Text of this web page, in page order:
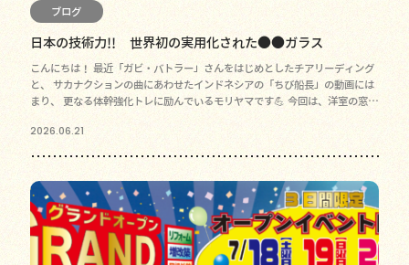
ブログ
日本の技術力!! 世界初の実用化された●●ガラス
こんにちは！ 最近「ガビ・バトラー」さんをはじめとしたチアリーディング
と、 サカナクションの曲にあわせたインドネシアの「ちび船長」の動画には
まり、 更なる体幹強化トレに励んでいるモリヤマです💪 今回は、洋室の窓の
2026.06.21